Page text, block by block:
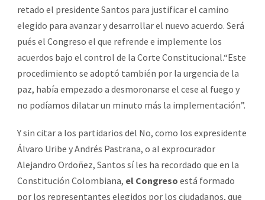
retado el presidente Santos para justificar el camino
elegido para avanzar y desarrollar el nuevo acuerdo. Será
pués el Congreso el que refrende e implemente los
acuerdos bajo el control de la Corte Constitucional.“Este
procedimiento se adoptó también por la urgencia de la
paz, había empezado a desmoronarse el cese al fuego y
no podíamos dilatar un minuto más la implementación”.
Y sin citar a los partidarios del No, como los expresidente
Álvaro Uribe y Andrés Pastrana, o al exprocurador
Alejandro Ordoñez, Santos sí les ha recordado que en la
Constitución Colombiana, el Congreso está formado
por los representantes elegidos por los ciudadanos, que